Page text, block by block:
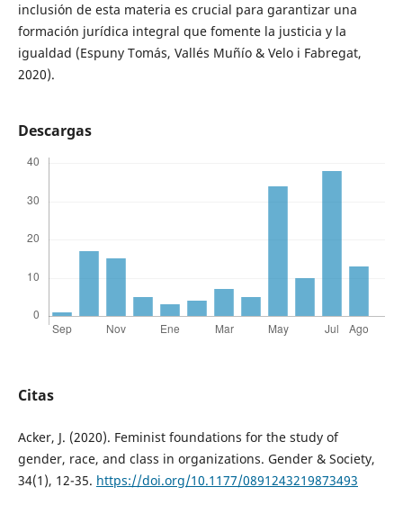
inclusión de esta materia es crucial para garantizar una
formación jurídica integral que fomente la justicia y la
igualdad (Espuny Tomás, Vallés Muñío & Velo i Fabregat,
2020).
Descargas
Citas
Acker, J. (2020). Feminist foundations for the study of
gender, race, and class in organizations. Gender & Society,
34(1), 12-35. https://doi.org/10.1177/0891243219873493